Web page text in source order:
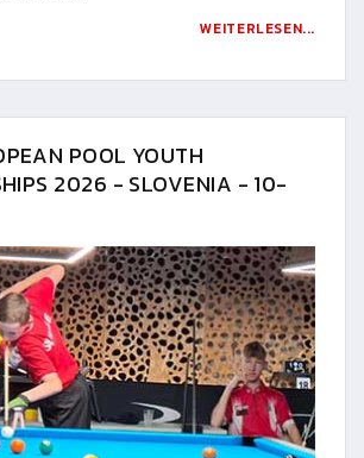
WEITERLESEN...
POOL YOUTH
2026 - SLOVENIA - 10-